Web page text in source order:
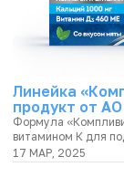
Линейка
продукт от
Формула
витамином К для
17 МАР, 2025